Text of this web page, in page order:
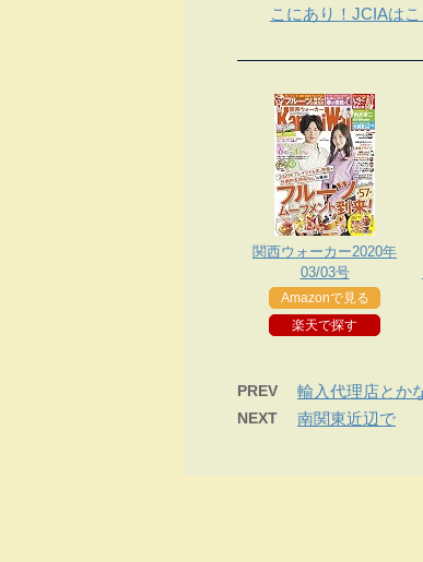
こにあり！JCIAは
関西ウォーカー2020年
03/03号
Amazonで見る
楽天で探す
PREV 輸入代理店とか
NEXT 南関東近辺で